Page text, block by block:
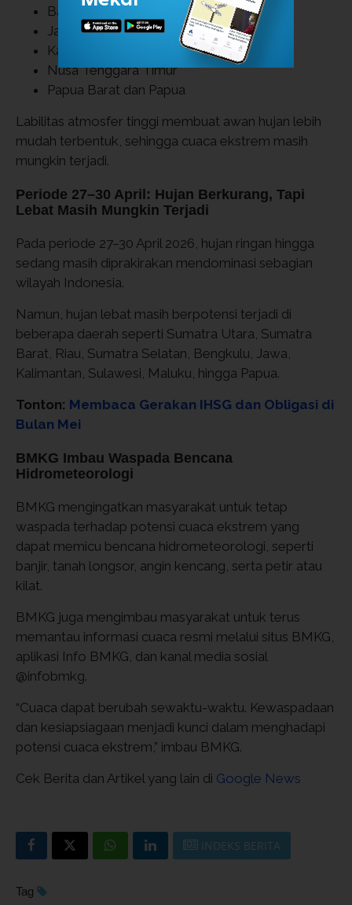
Banten
Jawa Barat dan Jawa Tengah
Kalimantan Barat
Nusa Tenggara Timur
Papua Barat dan Papua
Labilitas atmosfer tinggi membuat awan hujan lebih
mudah terbentuk, sehingga cuaca ekstrem masih
mungkin terjadi.
Periode 27–30 April: Hujan Berkurang, Tapi
Lebat Masih Mungkin Terjadi
Pada periode 27–30 April 2026, hujan ringan hingga
sedang masih diprakirakan mendominasi sebagian
wilayah Indonesia.
Namun, hujan lebat masih berpotensi terjadi di
beberapa daerah seperti Sumatra Utara, Sumatra
Barat, Riau, Sumatra Selatan, Bengkulu, Jawa,
Kalimantan, Sulawesi, Maluku, hingga Papua.
Tonton: Membaca Gerakan IHSG dan Obligasi di
Bulan Mei
BMKG Imbau Waspada Bencana
Hidrometeorologi
BMKG mengingatkan masyarakat untuk tetap
waspada terhadap potensi cuaca ekstrem yang
dapat memicu bencana hidrometeorologi, seperti
banjir, tanah longsor, angin kencang, serta petir atau
kilat.
BMKG juga mengimbau masyarakat untuk terus
memantau informasi cuaca resmi melalui situs BMKG,
aplikasi Info BMKG, dan kanal media sosial
@infobmkg.
“Cuaca dapat berubah sewaktu-waktu. Kewaspadaan
dan kesiapsiagaan menjadi kunci dalam menghadapi
potensi cuaca ekstrem,” imbau BMKG.
Cek Berita dan Artikel yang lain di Google News
INDEKS BERITA
Tag